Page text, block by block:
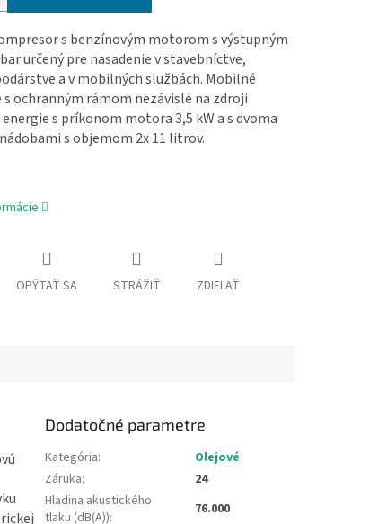
s benzínovým motorom s výstupným
určený pre nasadenie v stavebníctve,
a v mobilných službách. Mobilné
s ochranným rámom nezávislé na zdroji
s príkonom motora 3,5 kW a s dvoma
s objemom 2x 11 litrov.
OPÝTAŤ SA STRÁŽIŤ ZDIEĽAŤ
Dodatočné parametre
Kategória:
Olejové
Záruka:
24
Hladina akustického
tlaku (dB(A)):
76.000